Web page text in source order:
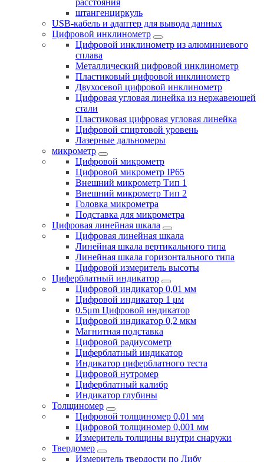
расстояния
штангенциркуль
USB-кабель и адаптер для вывода данных
Цифровой инклинометр
Цифровой инклинометр из алюминиевого
сплава
Металлический цифровой инклинометр
Пластиковый цифровой инклинометр
Двухосевой цифровой инклинометр
Цифровая угловая линейка из нержавеющей
стали
Пластиковая цифровая угловая линейка
Цифровой спиртовой уровень
Лазерные дальномеры
микрометр
Цифровой микрометр
Цифровой микрометр IP65
Внешний микрометр Тип 1
Внешний микрометр Тип 2
Головка микрометра
Подставка для микрометра
Цифровая линейная шкала
Цифровая линейная шкала
Линейная шкала вертикального типа
Линейная шкала горизонтального типа
Цифровой измеритель высоты
Циферблатный индикатор
Цифровой индикатор 0,01 мм
Цифровой индикатор 1 μм
0.5μm Цифровой индикатор
Цифровой индикатор 0,2 мкм
Магнитная подставка
Цифровой радиусометр
Циферблатный индикатор
Индикатор циферблатного теста
Цифровой нутромер
Циферблатный калибр
Индикатор глубины
Толщиномер
Цифровой толщиномер 0,01 мм
Цифровой толщиномер 0,001 мм
Измеритель толщины внутри снаружи
Твердомер
Измеритель твердости по Либу